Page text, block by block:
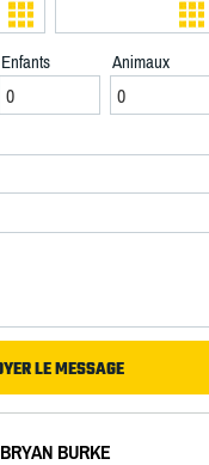
Enfants Animaux
BRYAN BURKE